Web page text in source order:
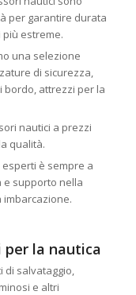
per garantire durata
estreme.
una selezione
di sicurezza,
bordo, attrezzi per la
nautici a prezzi
qualità.
è sempre a
supporto nella
imbarcazione.
per la nautica
di salvataggio,
e altri